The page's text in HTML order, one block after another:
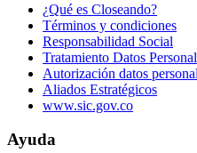
¿Qué es Closeando?
Términos y condiciones
Responsabilidad Social
Tratamiento Datos
Autorización datos
Aliados Estratégicos
www.sic.gov.co
Ayuda